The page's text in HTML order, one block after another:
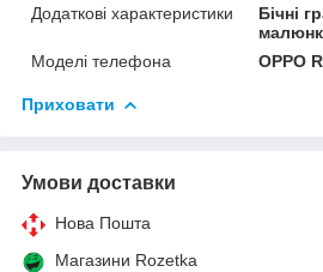
Додаткові характеристики
Бічні
Моделі телефона
OPPO
Приховати
Умови доставки
Нова Пошта
Магазини Rozetka